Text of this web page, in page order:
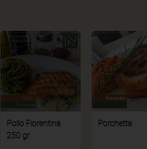
Pollo Fiorentina
250 gr
Porchetta